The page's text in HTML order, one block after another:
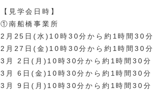
【見学会日時】
①南船橋事業所
2月25日(水)10時30分から約1時間30分
2月27日(金)10時30分から約1時間30分
3月 2日(月)10時30分から約1時間30分
3月 6日(金)10時30分から約1時間30分
3月 9日(月)10時30分から約1時間30分